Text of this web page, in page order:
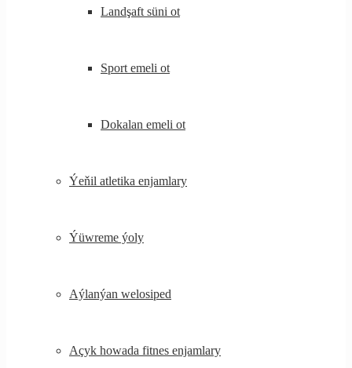
Landşaft süni ot
Sport emeli ot
Dokalan emeli ot
Ýeňil atletika enjamlary
Ýüwreme ýoly
Aýlanýan welosiped
Açyk howada fitnes enjamlary